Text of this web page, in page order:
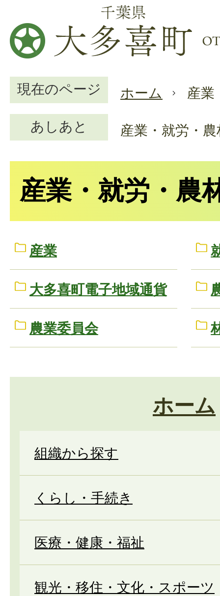
現在のページ ホーム
産業
あしあと
産業・就労・
産業・就労・農
産業
大多喜町電子地域通貨
農業委員会
ホーム
組織から探す
くらし・手続き
医療・健康・福祉
観光・移住・文化・スポーツ